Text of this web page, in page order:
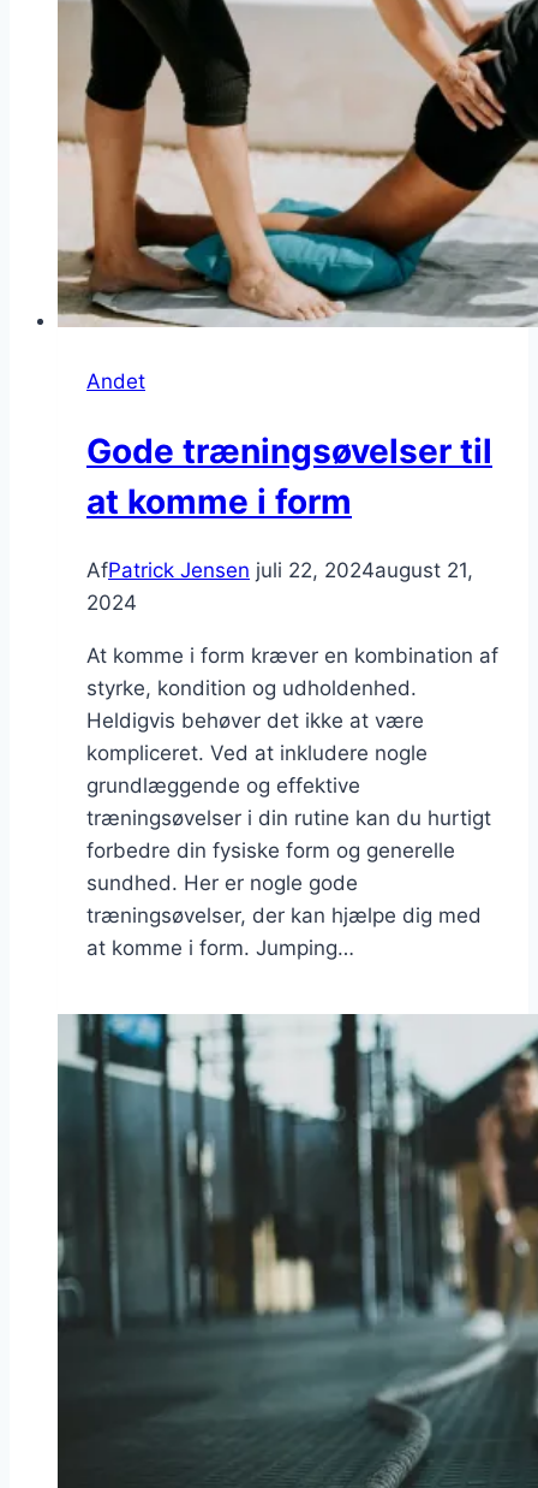
Andet
Gode træningsøvelser til
at komme i form
AfPatrick Jensen juli 22, 2024august 21,
2024
At komme i form kræver en kombination af
styrke, kondition og udholdenhed.
Heldigvis behøver det ikke at være
kompliceret. Ved at inkludere nogle
grundlæggende og effektive
træningsøvelser i din rutine kan du hurtigt
forbedre din fysiske form og generelle
sundhed. Her er nogle gode
træningsøvelser, der kan hjælpe dig med
at komme i form. Jumping…